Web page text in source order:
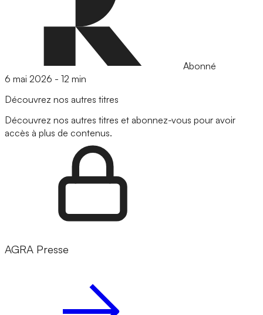
Abonné
6 mai 2026 - 12 min
Découvrez nos autres titres
Découvrez nos autres titres et abonnez-vous pour avoir
accès à plus de contenus.
AGRA Presse